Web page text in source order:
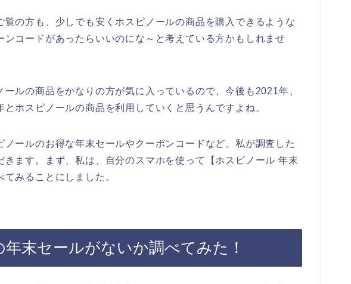
覧の方も、少しでも安くホスピノールの商品を購入できるような
ンコードがあったらいいのにな～と考えている方かもしれませ
ルの商品をかなりの方が気に入っているので、今後も2021年、
ホスピノールの商品を利用していくと思うんですよね。
ノールのお得な年末セールやクーポンコードなど、私が調査した
きます。まず、私は、自分のスマホを使って【ホスピノール 年末
みることにしました。
末セールがないか調べてみた！